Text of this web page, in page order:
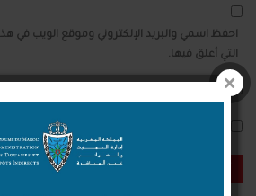
احفظ اسمي والبريد الإلكتروني وموقع الويب في
التي أعلق فيها.
أعلمني بالمواضيع الجديدة بواسطة البريد